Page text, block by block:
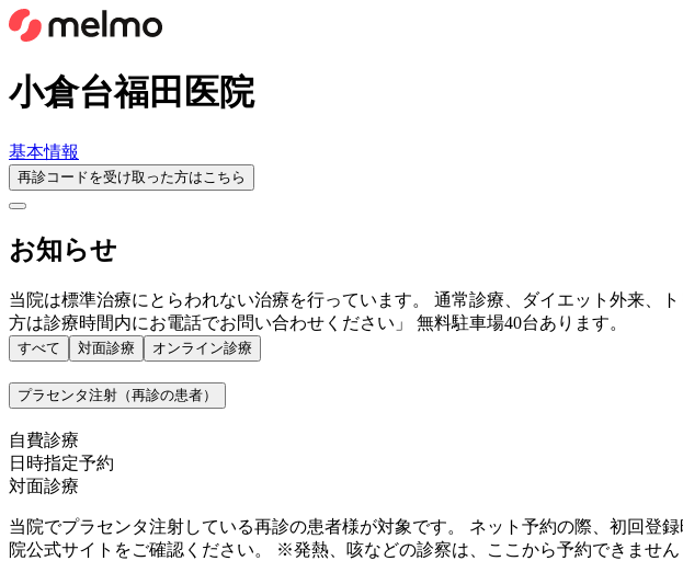
小倉台福田医院
基本情報
再診コードを受け取った方はこちら
お知らせ
当院は標準治療にとらわれない治療を行っています。 通常診療、ダイエット外来、
方は診療時間内にお電話でお問い合わせください」 無料駐車場40台あります。
すべて 対面診療 オンライン診療
プラセンタ注射（再診の患者）
自費診療
日時指定予約
対面診療
当院でプラセンタ注射している再診の患者様が対象です。 ネット予約の際、初回登
院公式サイトをご確認ください。 ※発熱、咳などの診察は、ここから予約できません